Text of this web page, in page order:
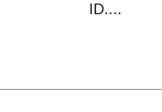
ID....